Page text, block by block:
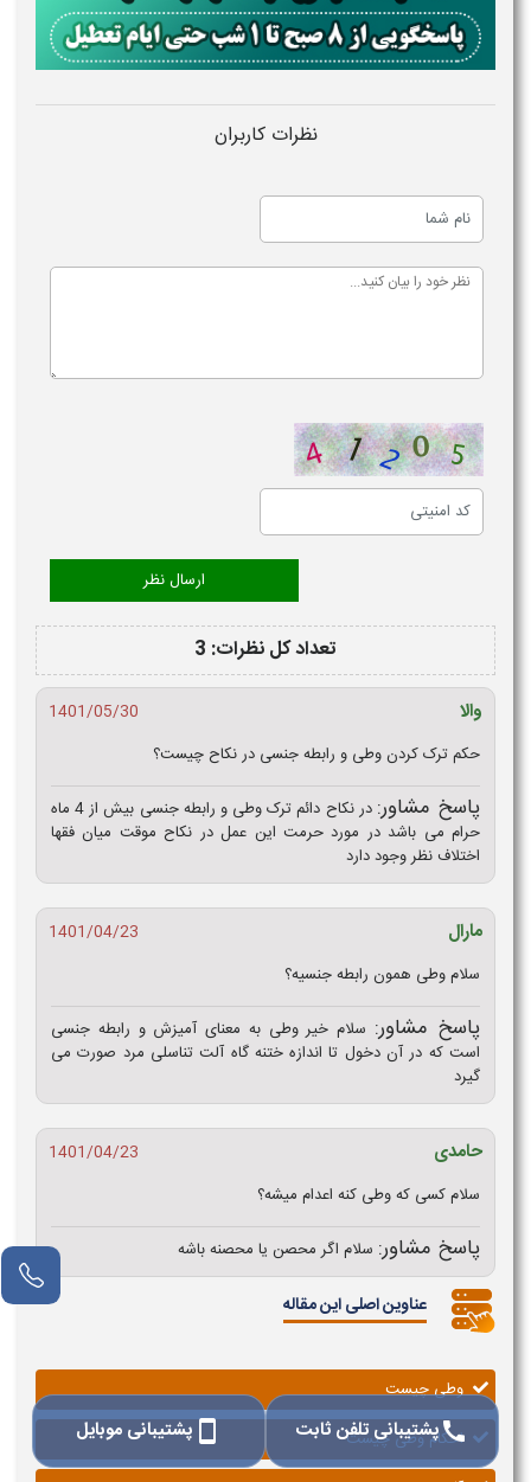
نظرات کاربران
تعداد کل نظرات: 3
والا
1401/05/30
حکم ترک کردن وطی و رابطه جنسی در نکاح چیست؟
پاسخ مشاور:
در نکاح دائم ترک وطی و رابطه جنسی بیش از 4 ماه
حرام می باشد در مورد حرمت این عمل در نکاح موقت میان فقها
اختلاف نظر وجود دارد
مارال
1401/04/23
سلام وطی همون رابطه جنسیه؟
پاسخ مشاور: سلام خیر وطی به معنای آمیزش و رابطه جنسی
است که در آن دخول تا اندازه ختنه گاه آلت تناسلی مرد صورت می
گیرد
حامدی
1401/04/23
سلام کسی که وطی کنه اعدام میشه؟
پاسخ مشاور: سلام اگر محصن یا محصنه باشه
عناوین اصلی این مقاله
وطی چیست
احکام وطی چیست
callپشتیبانی تلفن ثابت smartphone پشتیبانی موبایل